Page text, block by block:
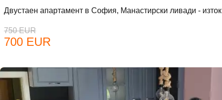
Двустаен апартамент в София, Манастирски ливади - изток
750 EUR
700 EUR